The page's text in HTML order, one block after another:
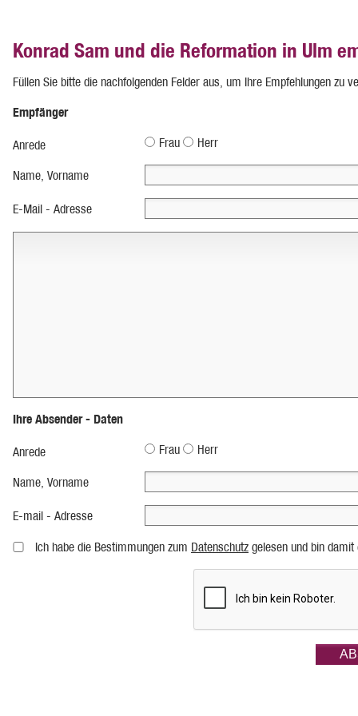
Konrad Sam und die Reformation in Ulm
Füllen Sie bitte die nachfolgenden Felder aus, um Ihre Empfehlungen zu
Empfänger
Anrede Frau Herr
Name, Vorname
E-Mail - Adresse
Ihre Absender - Daten
Anrede Frau Herr
Name, Vorname
E-mail - Adresse
Ich habe die Bestimmungen zum Datenschutz gelesen und bin